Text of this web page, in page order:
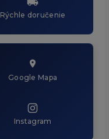
Rýchle doručenie
Google Mapa
Instagram